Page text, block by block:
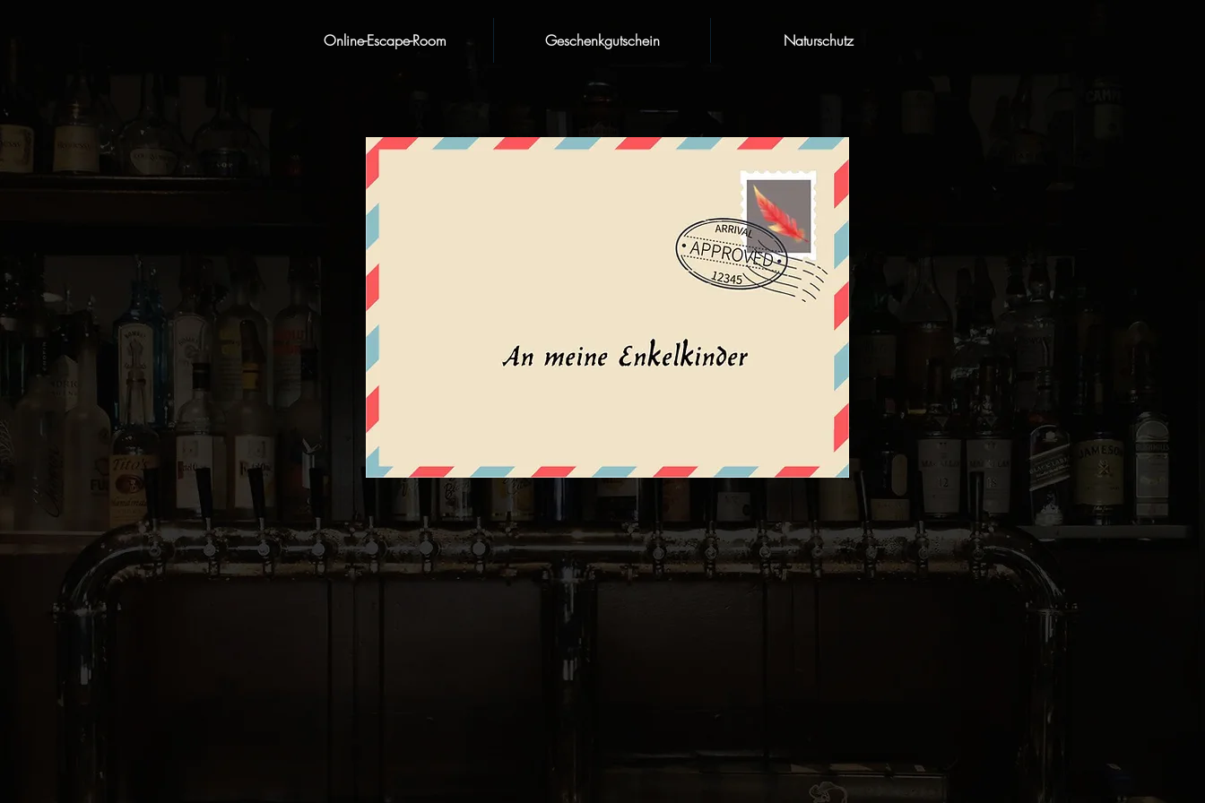
Online-Escape-Room Geschenkgutschein Naturschutz